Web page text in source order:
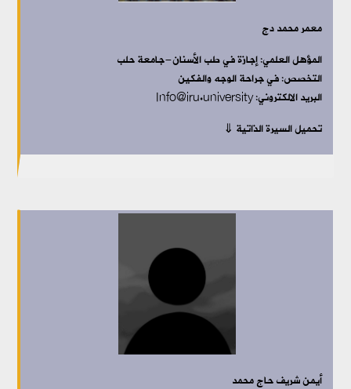
معمر محمد دج
المؤهل العلمي:إجازة في طب الأسنان-جامعة حلب
التخصص:في جراحة الوجه والفكين
البريد الالكتروني: Info@iru.university
تحميل السيرة الذاتية ⇓
أيمن شريف حاج محمد